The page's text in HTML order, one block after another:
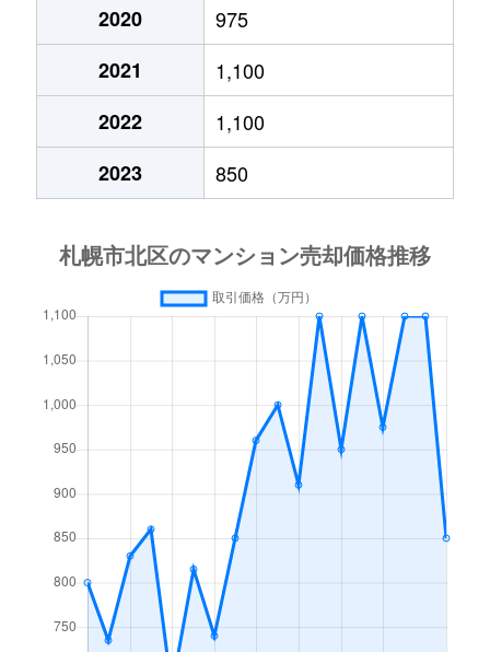
あいの里２条
200万円
あいの里２条
850万円
あいの里２条
550万円
あいの里２条
600万円
あいの里２条
あいの里教育大
あいの里３条
1,300万円 あいの里教育大
あいの里公園
麻生町
2,200万円 麻生
北６条西
1,200万円 札幌(ＪＲ)
北７条西
610万円
北７条西
2,300万円
北７条西
4,000万円
2020
975
2021
1,100
2022
1,100
2023
850